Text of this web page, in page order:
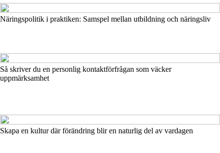
Näringspolitik i praktiken: Samspel mellan utbildning och näringsliv
Så skriver du en personlig kontaktförfrågan som väcker
uppmärksamhet
Skapa en kultur där förändring blir en naturlig del av vardagen